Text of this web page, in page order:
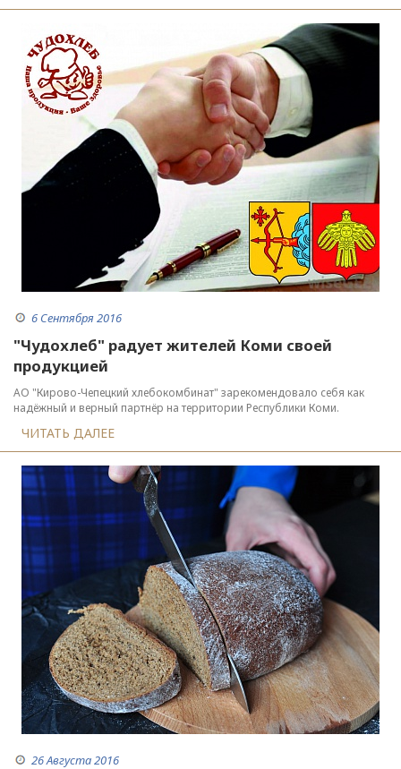
6 Сентября 2016
"Чудохлеб" радует жителей Коми своей
продукцией
АО "Кирово-Чепецкий хлебокомбинат" зарекомендовало себя как
надёжный и верный партнёр на территории Республики Коми.
ЧИТАТЬ ДАЛЕЕ
26 Августа 2016